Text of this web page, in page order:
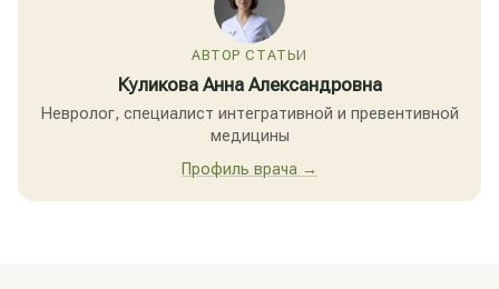
АВТОР СТАТЬИ
Куликова Анна Александровна
Невролог, специалист интегративной и превентивной
медицины
Профиль врача →